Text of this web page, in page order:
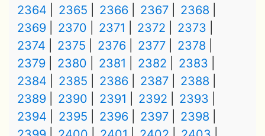
2364
2365 2366 2367
2368
2369
2370 2371 2372
2373
2374
2375 2376 2377
2378
2379
2380 2381 2382
2383
2384
2385 2386 2387
2388
2389
2390 2391 2392
2393
2394
2395 2396 2397
2398